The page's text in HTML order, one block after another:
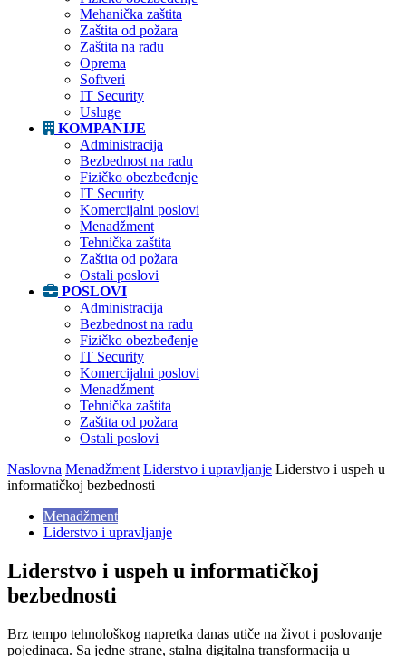
Mehanička zaštita
Zaštita od požara
Zaštita na radu
Oprema
Softveri
IT Security
Usluge
KOMPANIJE
Administracija
Bezbednost na radu
Fizičko obezbeđenje
IT Security
Komercijalni poslovi
Menadžment
Tehnička zaštita
Zaštita od požara
Ostali poslovi
POSLOVI
Administracija
Bezbednost na radu
Fizičko obezbeđenje
IT Security
Komercijalni poslovi
Menadžment
Tehnička zaštita
Zaštita od požara
Ostali poslovi
Naslovna Menadžment Liderstvo i upravljanje Liderstvo i uspeh u
informatičkoj bezbednosti
Menadžment
Liderstvo i upravljanje
Liderstvo i uspeh u informatičkoj
bezbednosti
Brz tempo tehnološkog napretka danas utiče na život i poslovanje
pojedinaca. Sa jedne strane, stalna digitalna transformacija u